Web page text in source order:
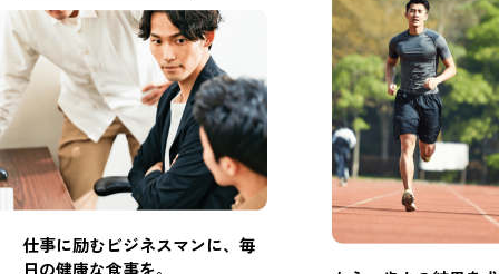
仕事に励むビジネスマンに、毎